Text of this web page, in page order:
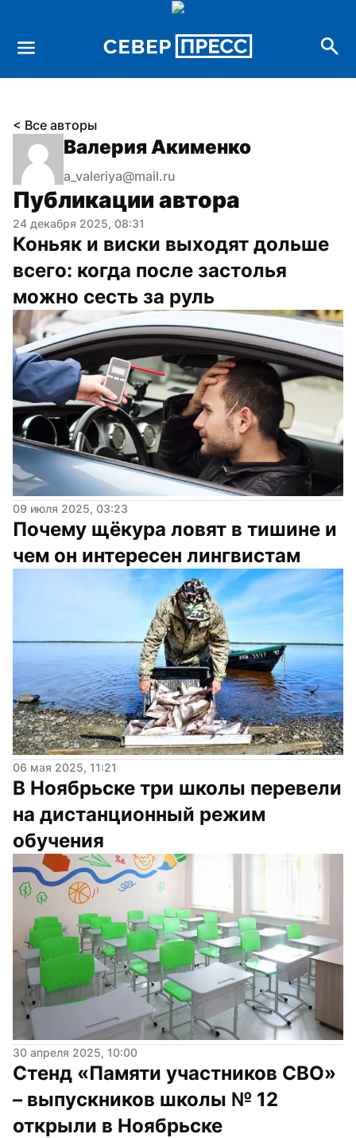
< Все авторы
Валерия Акименко
a_valeriya@mail.ru
Публикации автора
24 декабря 2025, 08:31
Коньяк и виски выходят дольше
всего: когда после застолья
можно сесть за руль
09 июля 2025, 03:23
Почему щёкура ловят в тишине и
чем он интересен лингвистам
06 мая 2025, 11:21
В Ноябрьске три школы перевели
на дистанционный режим
обучения
30 апреля 2025, 10:00
Стенд «Памяти участников СВО»
– выпускников школы № 12
открыли в Ноябрьске